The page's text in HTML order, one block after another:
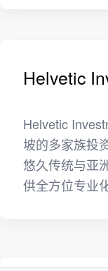
Helvetic
Helvetic
坡的多家族投
悠久传统与亚
供全方位专业